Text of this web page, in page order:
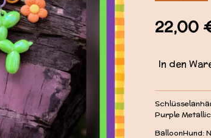
22,00
In den
Purple
BalloonHund: